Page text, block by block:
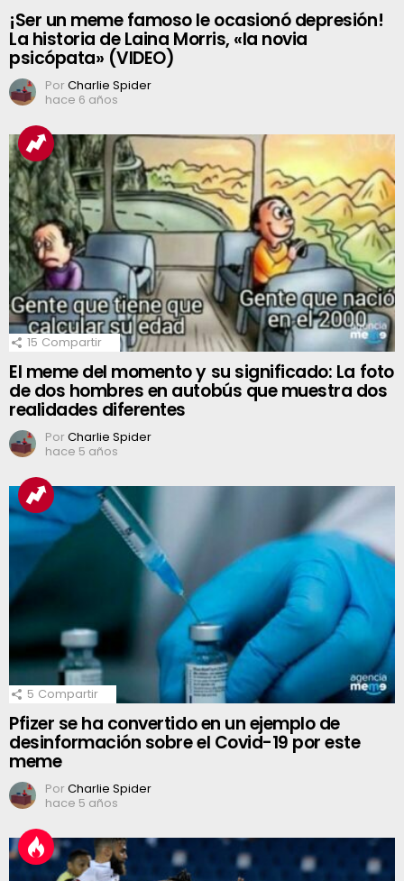
¡Ser un meme famoso le ocasionó depresión!
La historia de Laina Morris, «la novia
psicópata» (VIDEO)
PorCharlie Spider
hace 6 años
15 Compartir
El meme del momento y su significado: La foto
de dos hombres en autobús que muestra dos
realidades diferentes
PorCharlie Spider
hace 5 años
5 Compartir
Pfizer se ha convertido en un ejemplo de
desinformación sobre el Covid-19 por este
meme
PorCharlie Spider
hace 5 años